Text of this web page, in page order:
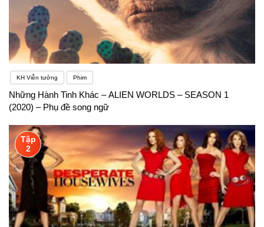
KH Viễn tưởng Phim
Những Hành Tinh Khác – ALIEN WORLDS – SEASON 1
(2020) – Phụ đề song ngữ
Tập
2